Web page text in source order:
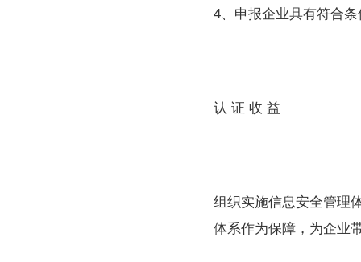
4、申报企业具有符合
认 证 收 益
组织实施信息安全管理
体系作为保障，为企业